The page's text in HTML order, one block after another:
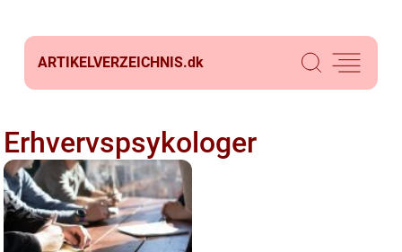
ARTIKELVERZEICHNIS.dk
Erhvervspsykologer